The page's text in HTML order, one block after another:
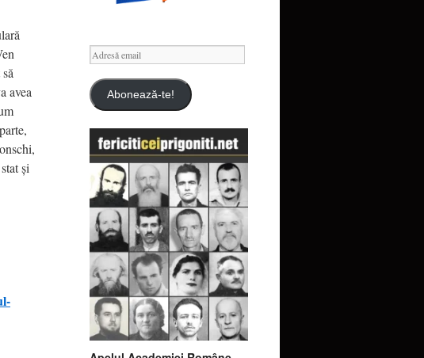
avea
şi
Adresă
email
Abonează-te!